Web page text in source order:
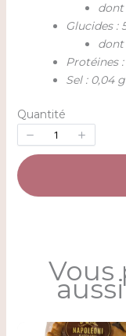
dont
Glucides :
dont
Protéines
Sel : 0,04 g
Quantité
Vous